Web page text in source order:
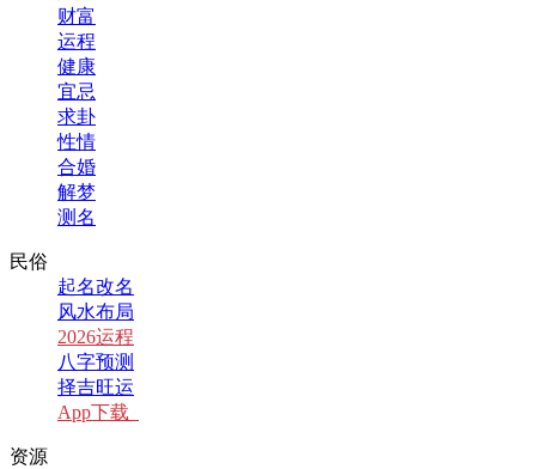
财富
运程
健康
宜忌
求卦
性情
合婚
解梦
测名
民俗
起名改名
风水布局
2026运程
八字预测
择吉旺运
App下载
资源